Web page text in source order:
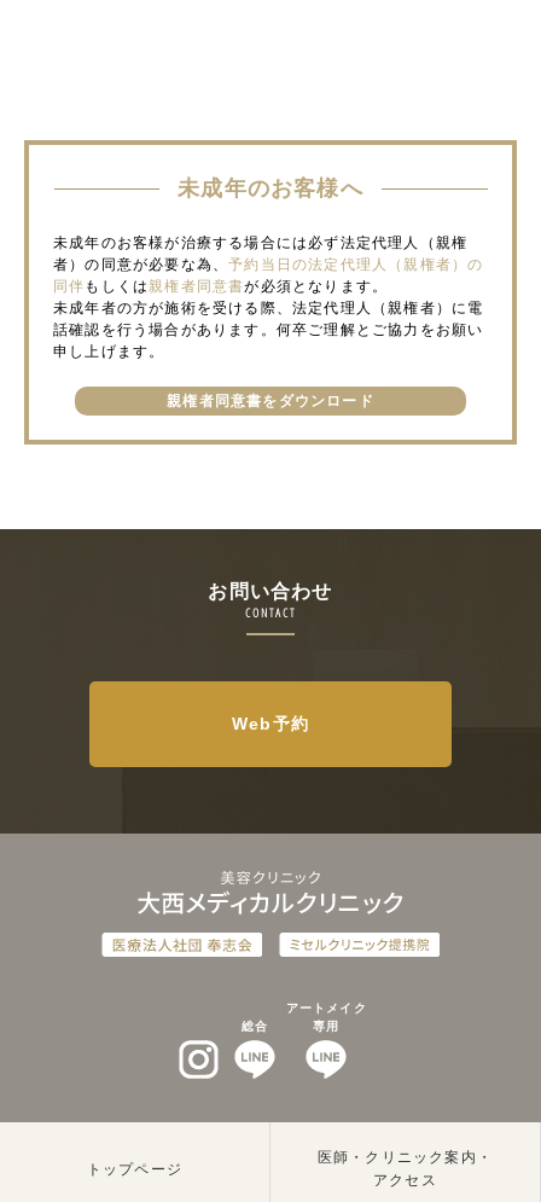
未成年のお客様へ
未成年のお客様が治療する場合には必ず法定代理人（親権
者）の同意が必要な為、予約当日の法定代理人（親権者）の
同伴 もしくは親権者同意書が必須となります。
未成年者の方が施術を受ける際、法定代理人（親権者）に電
話確認を行う場合があります。何卒ご理解とご協力をお願い
申し上げます。
親権者同意書をダウンロード
お問い合わせ
CONTACT
Web予約
インスタグラム
総合
LINEat
アートメイク
専用
トップページ
医師・クリニック案内・
アクセス